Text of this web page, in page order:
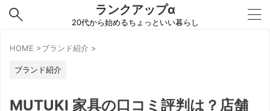
ランクアップα
20代から始めるちょっといい暮らし
HOME >ブランド紹介 >
ブランド紹介
MUTUKI 家具の口コミ評判は？店舗